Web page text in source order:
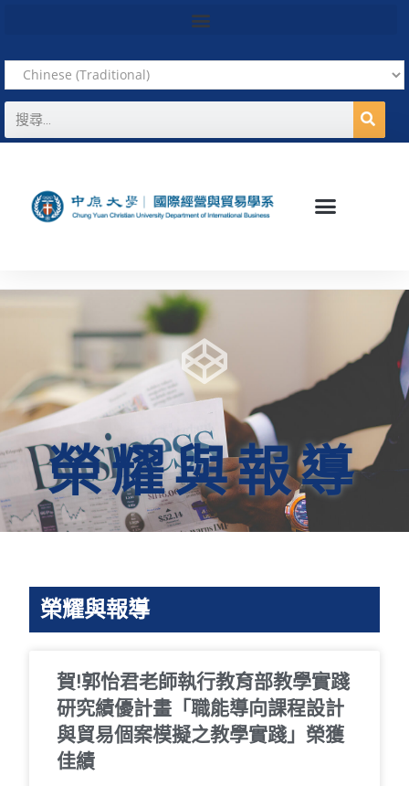
榮耀與報導
榮耀與報導
賀!郭怡君老師執行教育部教學實踐
研究績優計畫「職能導向課程設計
與貿易個案模擬之教學實踐」榮獲
佳績